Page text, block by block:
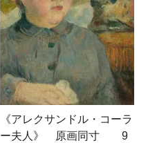
《アレクサンドル・コーラ
ー夫人》 原画同寸 9